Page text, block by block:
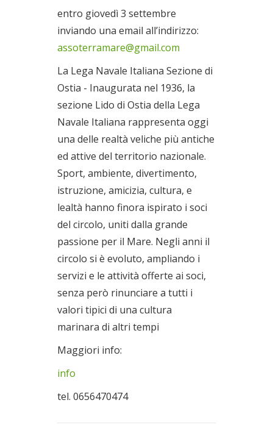
entro giovedì 3 settembre
inviando una email all’indirizzo:
assoterramare@gmail.com
La Lega Navale Italiana Sezione di
Ostia - Inaugurata nel 1936, la
sezione Lido di Ostia della Lega
Navale Italiana rappresenta oggi
una delle realtà veliche più antiche
ed attive del territorio nazionale.
Sport, ambiente, divertimento,
istruzione, amicizia, cultura, e
lealtà hanno finora ispirato i soci
del circolo, uniti dalla grande
passione per il Mare. Negli anni il
circolo si è evoluto, ampliando i
servizi e le attività offerte ai soci,
senza però rinunciare a tutti i
valori tipici di una cultura
marinara di altri tempi
Maggiori info:
info
tel. 0656470474